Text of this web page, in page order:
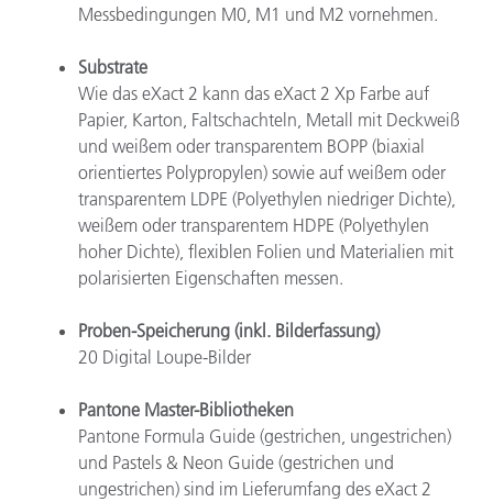
Messbedingungen M0, M1 und M2 vornehmen.
Substrate
Wie das eXact 2 kann das eXact 2 Xp Farbe auf
Papier, Karton, Faltschachteln, Metall mit Deckweiß
und weißem oder transparentem BOPP (biaxial
orientiertes Polypropylen) sowie auf weißem oder
transparentem LDPE (Polyethylen niedriger Dichte),
weißem oder transparentem HDPE (Polyethylen
hoher Dichte), flexiblen Folien und Materialien mit
polarisierten Eigenschaften messen.
Proben-Speicherung (inkl. Bilderfassung)
20 Digital Loupe-Bilder
Pantone Master-Bibliotheken
Pantone Formula Guide (gestrichen, ungestrichen)
und Pastels & Neon Guide (gestrichen und
ungestrichen) sind im Lieferumfang des eXact 2